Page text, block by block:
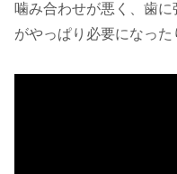
噛み合わせが悪く、歯
がやっぱり必要になった